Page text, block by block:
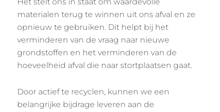
materialen terug te winnen uit ons afval en ze
opnieuw te gebruiken. Dit helpt bij het
verminderen van de vraag naar nieuwe
grondstoffen en het verminderen van de
hoeveelheid afval die naar stortplaatsen gaat.
Door actief te recyclen, kunnen we een
belangrijke bijdrage leveren aan de